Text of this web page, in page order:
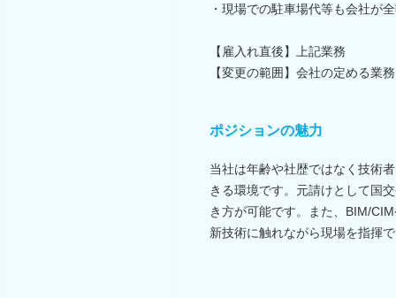
・現場での駐車場代等も会社が
【雇入れ直後】上記業務
【変更の範囲】会社の定める業務
ポジションの魅力
当社は年齢や社歴ではなく技術
きる環境です。元請けとして国
き方が可能です。また、BIM/
新技術に触れながら現場を指揮